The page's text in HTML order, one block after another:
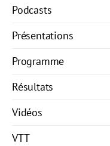
Podcasts
Présentations
Programme
Résultats
Vidéos
VTT